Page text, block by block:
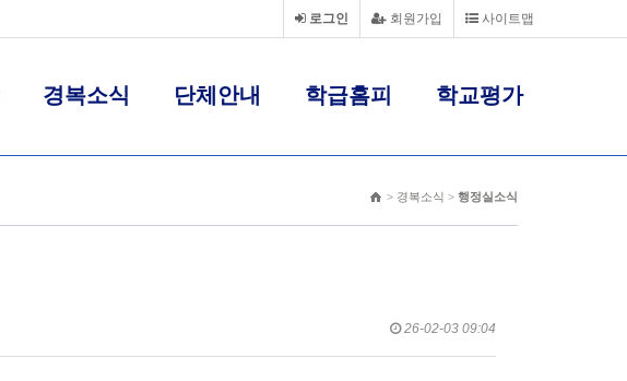
사이트맵
회원가입
로그인
경복소식 단체안내 학급홈피 학교평가
> 경복소식 > 행정실소식
26-02-03 09:04